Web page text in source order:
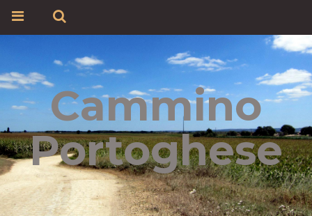
Cammino
Portoghese